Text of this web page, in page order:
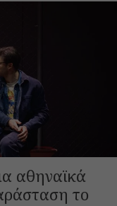
αθηναϊκά
το